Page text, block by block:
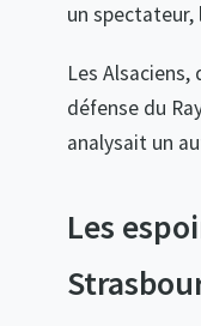
un spectateur,
Les
défense du
analysait un
Les